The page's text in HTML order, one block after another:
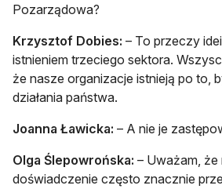
Pozarządowa?
Krzysztof Dobies: – To przeczy
istnieniem trzeciego sektora.
że nasze organizacje istnieją po to,
działania państwa.
Joanna Ławicka: – A nie je
Olga Ślepowrońska: – Uważam,
doświadczenie często znacznie